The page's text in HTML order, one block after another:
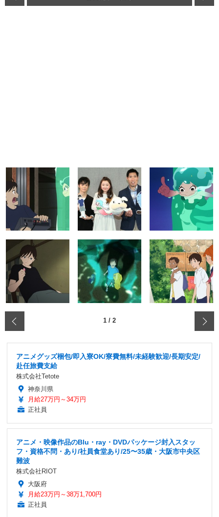
1 / 2
アニメグッズ梱包/即入寮OK/寮費無料/未経験歓迎/長期安定/
赴任旅費支給
株式会社Tetote
神奈川県
月給27万円～34万円
正社員
アニメ・映像作品のBlu・ray・DVDパッケージ封入スタッ
フ・資格不問・あり/社員食堂あり/25〜35歳・大阪市中央区
難波
株式会社RIOT
大阪府
月給23万円～38万1,700円
正社員